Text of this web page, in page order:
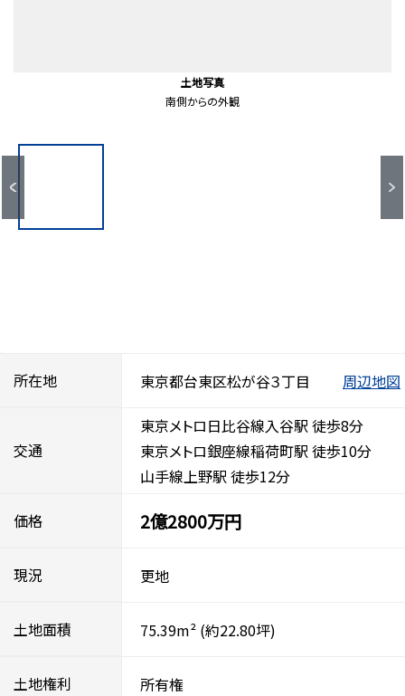
地形図
土地写真
南側からの外観
土地写真
東側からの外観
土地写真
前面道路含む外観
幅員約8.0mの南側道路
前面道路含む外観
幅員約6.0mの東側道路
前面道路含む外観
入谷駅(東京メトロ 日比谷線)（約620ｍ）
徒歩8分
稲荷町駅(東京メトロ 銀座線)（約820ｍ）
徒歩11分。
まいばすけっと 北上野2丁目店（約180ｍ）
徒歩3分。
ファミリーマート台東松が谷店（約340ｍ）
徒歩5分。
東上野六郵便局（約300ｍ）
徒歩4分。
ウェルシア台東入谷店（約640ｍ）
徒歩8分。
台東区立駒形中学校（約280ｍ）
徒歩4分。
秋葉神社（約50ｍ）
徒歩1分
所在地 東京都台東区松が谷３丁目 周辺地図
交通
東京メトロ日比谷線入谷駅 徒歩8分
東京メトロ銀座線稲荷町駅 徒歩10分
山手線上野駅 徒歩12分
価格 2億2800万円
現況 更地
土地面積 75.39m² (約22.80坪)
土地権利 所有権